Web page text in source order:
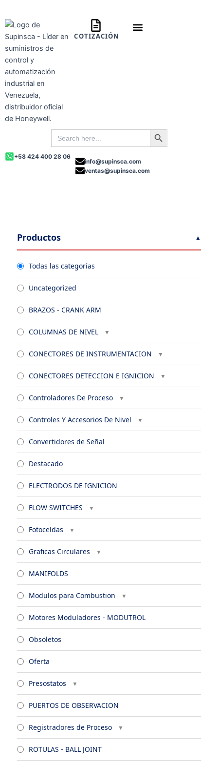
contenido
COTIZACIÓN
Search
for:
Search Button
+58 424 400 28 06
info@supinsca.com
ventas@supinsca.com
Productos
Todas las categorías
Uncategorized
BRAZOS - CRANK ARM
COLUMNAS DE NIVEL
CONECTORES DE INSTRUMENTACION
CONECTORES DETECCION E IGNICION
Controladores De Proceso
Controles Y Accesorios De Nivel
Convertidores de Señal
Destacado
ELECTRODOS DE IGNICION
FLOW SWITCHES
Fotoceldas
Graficas Circulares
MANIFOLDS
Modulos para Combustion
Motores Moduladores - MODUTROL
Obsoletos
Oferta
Presostatos
PUERTOS DE OBSERVACION
Registradores de Proceso
ROTULAS - BALL JOINT